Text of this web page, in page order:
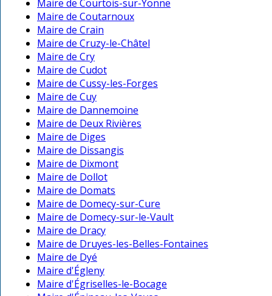
Maire de Courtois-sur-Yonne
Maire de Coutarnoux
Maire de Crain
Maire de Cruzy-le-Châtel
Maire de Cry
Maire de Cudot
Maire de Cussy-les-Forges
Maire de Cuy
Maire de Dannemoine
Maire de Deux Rivières
Maire de Diges
Maire de Dissangis
Maire de Dixmont
Maire de Dollot
Maire de Domats
Maire de Domecy-sur-Cure
Maire de Domecy-sur-le-Vault
Maire de Dracy
Maire de Druyes-les-Belles-Fontaines
Maire de Dyé
Maire d'Égleny
Maire d'Égriselles-le-Bocage